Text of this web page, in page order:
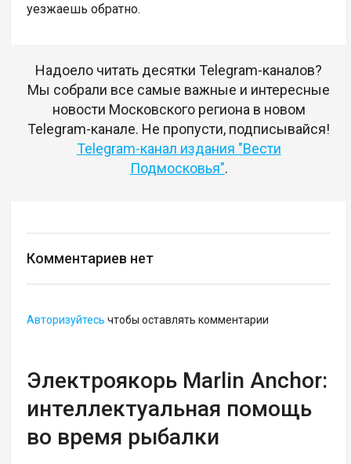
уезжаешь обратно.
Надоело читать десятки Telegram-каналов?
Мы собрали все самые важные и интересные
новости Московского региона в новом
Telegram-канале. Не пропусти, подписывайся!
Telegram-канал издания "Вести
Подмосковья".
Комментариев нет
Авторизуйтесь чтобы оставлять комментарии
Электроякорь Marlin Anchor:
интеллектуальная помощь
во время рыбалки